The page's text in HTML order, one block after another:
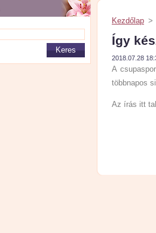
Kezdőlap >
Így
2018.07.28
A
többnapos
Az írás itt